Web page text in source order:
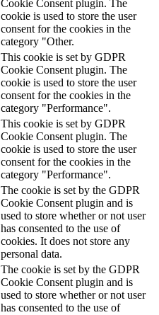
Cookie Consent plugin. The
cookie is used to store the user
consent for the cookies in the
category "Other.
This cookie is set by GDPR
Cookie Consent plugin. The
cookie is used to store the user
consent for the cookies in the
category "Performance".
This cookie is set by GDPR
Cookie Consent plugin. The
cookie is used to store the user
consent for the cookies in the
category "Performance".
The cookie is set by the GDPR
Cookie Consent plugin and is
used to store whether or not user
has consented to the use of
cookies. It does not store any
personal data.
The cookie is set by the GDPR
Cookie Consent plugin and is
used to store whether or not user
has consented to the use of